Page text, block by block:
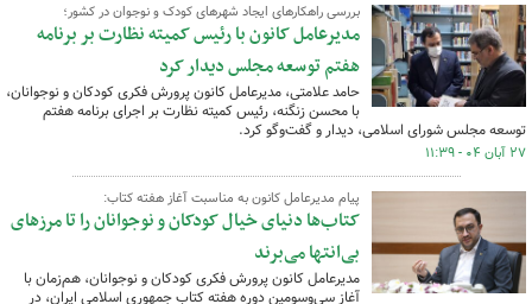
بررسی راهکارهای ایجاد شهرهای کودک و نوجوان در کشور؛
مدیرعامل کانون با رئیس کمیته نظارت بر برنامه
هفتم توسعه مجلس دیدار کرد
حامد علامتی، مدیرعامل کانون پرورش فکری کودکان و نوجوانان،
با محسن زنگنه، رئیس کمیته نظارت بر اجرای برنامه هفتم
توسعه مجلس شورای اسلامی، دیدار و گفت‌وگو کرد.
۲۷ آبان ۰۴ - ۱۱:۳۹
پیام مدیرعامل کانون به مناسبت آغاز هفته کتاب:
کتاب‌ها دنیای خیال کودکان و نوجوانان را تا مرزهای
بی‌انتها می‌برند
مدیرعامل کانون پرورش فکری کودکان و نوجوانان، هم‌زمان با
آغاز سی‌وسومین دوره هفته کتاب جمهوری اسلامی ایران، در